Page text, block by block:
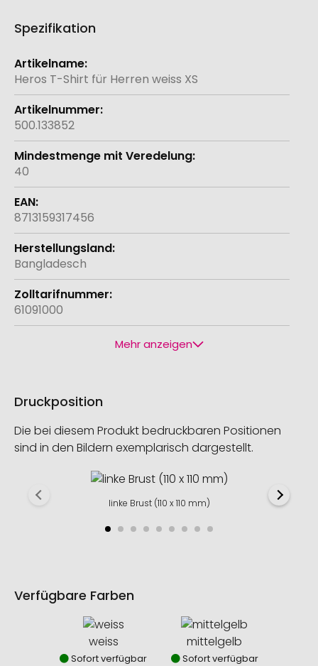
Spezifikation
Weitere
Informationen
Heros T-Shirt für Herren weiss XS
500.133852
40
8713159317456
Bangladesch
61091000
Mehr anzeigen
Druckposition
Die bei diesem Produkt bedruckbaren Positionen
sind in den Bildern exemplarisch dargestellt.
linke Brust (110 x 110 mm)
Verfügbare Farben
weiss
Sofort verfügbar
mittelgelb
Sofort verfügbar